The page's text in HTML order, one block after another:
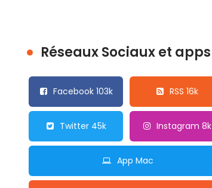
Réseaux Sociaux et apps
Facebook 103k RSS 16k
Twitter 45k Instagram 8k
App Mac